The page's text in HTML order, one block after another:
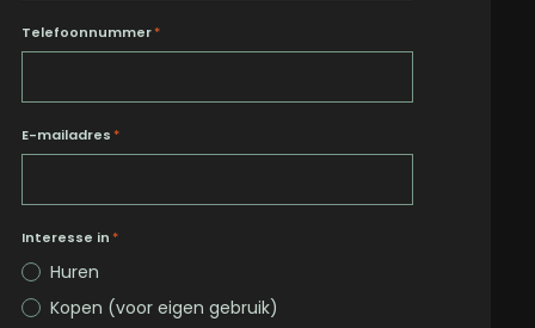
Telefoonnummer*
E-mailadres *
Interesse in *
Huren
Kopen (voor eigen gebruik)